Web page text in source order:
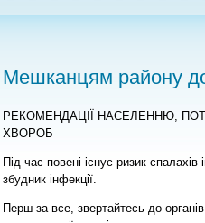
Мешканцям району
РЕКОМЕНДАЦІЇ НАСЕЛЕННЮ,
ХВОРОБ
Під час повені існує ризик
збудник інфекції.
Перш за все, звертайтесь до